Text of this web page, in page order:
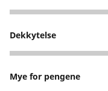
5
Dekkytelse
3
Mye for pengene